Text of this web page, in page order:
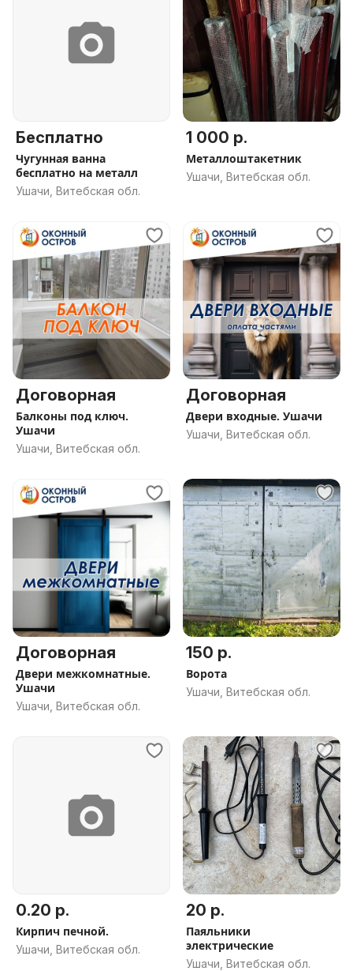
Бесплатно
Чугунная ванна
бесплатно на металл
Ушачи, Витебская обл.
1 000 р.
Металлоштакетник
Ушачи, Витебская обл.
Договорная
Балконы под ключ.
Ушачи
Ушачи, Витебская обл.
Договорная
Двери входные. Ушачи
Ушачи, Витебская обл.
Договорная
Двери межкомнатные.
Ушачи
Ушачи, Витебская обл.
150 р.
Ворота
Ушачи, Витебская обл.
0.20 р.
Кирпич печной.
Ушачи, Витебская обл.
20 р.
Паяльники
электрические
Ушачи, Витебская обл.